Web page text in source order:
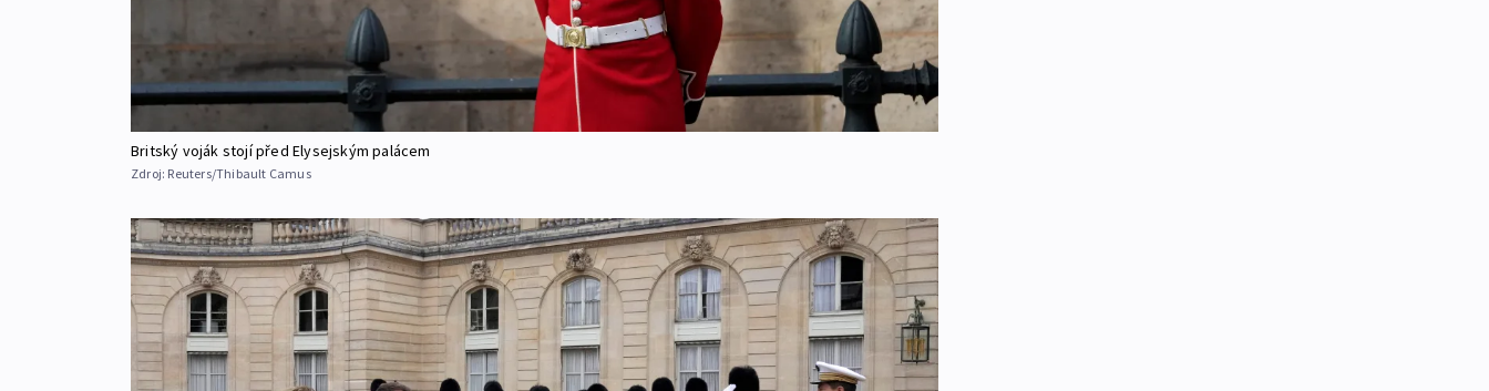
Britský voják stojí před Elysejským palácem
Zdroj: Reuters/Thibault Camus